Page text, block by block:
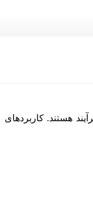
هستند. کاربردهای